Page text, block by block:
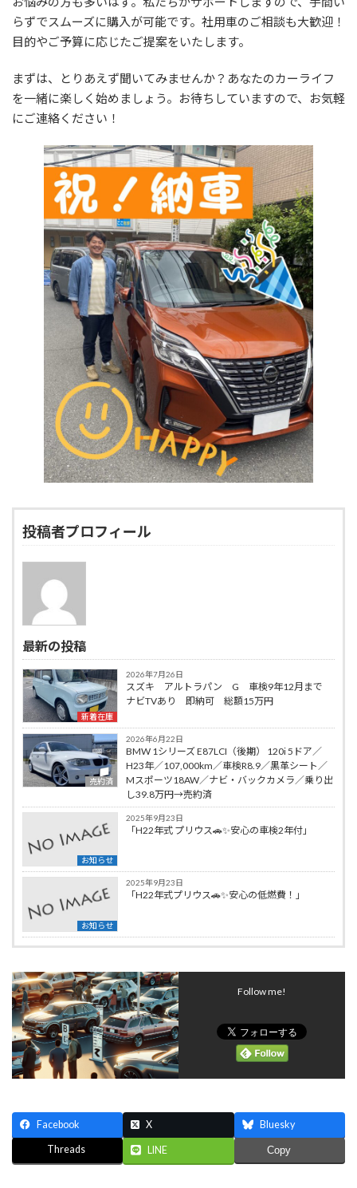
らずでスムーズに購入が可能です。社用車のご相談も大歓迎！
目的やご予算に応じたご提案をいたします。
まずは、とりあえず聞いてみませんか？あなたのカーライフ
を一緒に楽しく始めましょう。お待ちしていますので、お気軽
にご連絡ください！
投稿者プロフィール
最新の投稿
新着在庫
2026年7月26日
スズキ アルトラパン G 車検9年12月まで
ナビTVあり 即納可 総額15万円
売約済
2026年6月22日
BMW 1シリーズ E87LCI（後期） 120i 5ドア／
H23年／107,000km／車検R8.9／黒革シート／
Mスポーツ18AW／ナビ・バックカメラ／乗り出
し39.8万円→売約済
お知らせ
2025年9月23日
「H22年式 プリウス🚗✨安心の車検2年付」
お知らせ
2025年9月23日
「H22年式プリウス🚗✨安心の低燃費！」
Follow me!
Facebook X Bluesky
Threads LINE Copy